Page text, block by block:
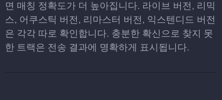
면 매칭 정확도가 더 높아집니다. 라이브 버전, 리믹
스, 어쿠스틱 버전, 리마스터 버전, 익스텐디드 버전
은 각각 따로 확인합니다. 충분한 확신으로 찾지 못
한 트랙은 전송 결과에 명확하게 표시됩니다.